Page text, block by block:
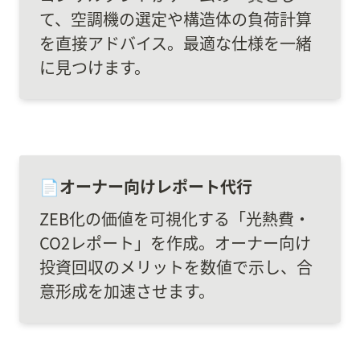
て、空調機の選定や構造体の負荷計算
を直接アドバイス。最適な仕様を一緒
に見つけます。
📄オーナー向けレポート代行
ZEB化の価値を可視化する「光熱費・
CO2レポート」を作成。オーナー向け
投資回収のメリットを数値で示し、合
意形成を加速させます。